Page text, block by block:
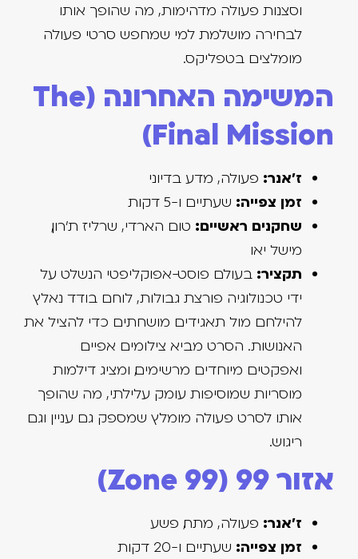
וסצנות פעולה מדהימות, מה שהופך אותו
לבחירה מושלמת למי שמחפש סרטי פעולה
מומלצים בטפליקס.
המשימה האחרונה (The
Final Mission)
ז'אנר:פעולה, מדע בדיוני
זמן צפייה:שעתיים ו-5 דקות
שחקנים ראשיים:טום הארדי, שרליז ת'רון,
מישל יאו
תקציר:בעולם פוסט-אפוקליפטי הנשלט על
ידי טכנולוגיה פורצת גבולות, לוחם בודד נאלץ
להילחם מול תאגידים מושחתים כדי להציל את
האנושות. הסרט מביא צילומים אפיים
ואפקטים מיוחדים מרשימים, ומציג דילמות
מוסריות שמוסיפות עומק עלילתי, מה שהופך
אותו לסרט פעולה מומלץ שמספק גם עניין וגם
ריגוש.
אזור 99 (Zone 99)
ז'אנר:פעולה, מתח, פשע
זמן צפייה:שעתיים ו-20 דקות